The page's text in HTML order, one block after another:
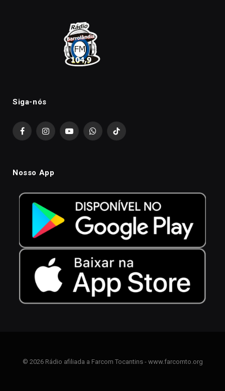
Siga-nós
FacebookInstagramYouTubeWhatsAppTikTok
Nosso App
© 2026 Rádio afiliada a Farcom Tocantins - www.farcomto.org